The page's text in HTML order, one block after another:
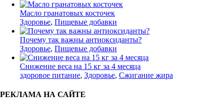
Масло гранатовых косточек
Здоровье, Пищевые добавки
Почему так важны антиоксиданты?
Здоровье, Пищевые добавки
Снижение веса на 15 кг за 4 месяца
здоровое питание, Здоровье, Сжигание жира
РЕКЛАМА НА САЙТЕ